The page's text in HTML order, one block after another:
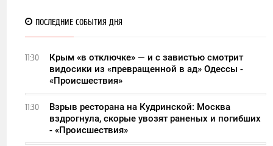
ПОСЛЕДНИЕ СОБЫТИЯ ДНЯ
11:30
Крым «в отключке» — и с завистью смотрит
видосики из «превращенной в ад» Одессы -
«Происшествия»
11:30
Взрыв ресторана на Кудринской: Москва
вздрогнула, скорые увозят раненых и погибших
- «Происшествия»